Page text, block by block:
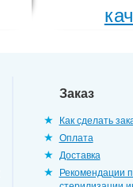
Заказ
Как сделать
Оплата
Доставка
Рекомендации